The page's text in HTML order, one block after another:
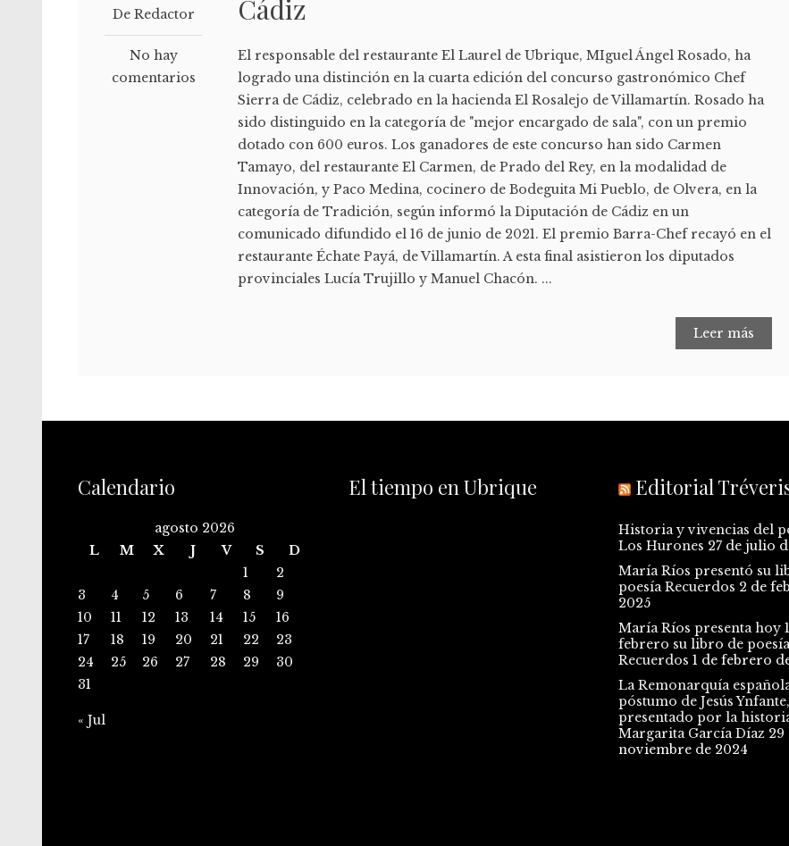
De Redactor
No hay
comentarios
Cádiz
El responsable del restaurante El Laurel de Ubrique, MIguel Ángel Rosado, ha
logrado una distinción en la cuarta edición del concurso gastronómico Chef
Sierra de Cádiz, celebrado en la hacienda El Rosalejo de Villamartín. Rosado ha
sido distinguido en la categoría de "mejor encargado de sala", con un premio
dotado con 600 euros. Los ganadores de este concurso han sido Carmen
Tamayo, del restaurante El Carmen, de Prado del Rey, en la modalidad de
Innovación, y Paco Medina, cocinero de Bodeguita Mi Pueblo, de Olvera, en la
categoría de Tradición, según informó la Diputación de Cádiz en un
comunicado difundido el 16 de junio de 2021. El premio Barra-Chef recayó en el
restaurante Échate Payá, de Villamartín. A esta final asistieron los diputados
provinciales Lucía Trujillo y Manuel Chacón. ...
Leer más
Calendario
agosto 2026
L
M X J V S
D
1
2
3
4 5 6 7 8
9
10
11 12 13 14 15
16
17
18 19 20 21 22
23
24
25 26 27 28 29
30
31
« Jul
El tiempo en Ubrique Editorial
Historia y vivencias del
Los Hurones 27 de julio
María Ríos presentó su
poesía Recuerdos 2 de
2025
María Ríos presenta hoy
febrero su libro de poesía
Recuerdos 1 de febrero
La Remonarquía
póstumo de Jesús Ynfante,
presentado por la
Margarita García Díaz 29
noviembre de 2024